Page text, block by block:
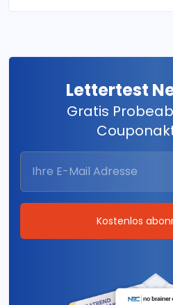
Lettertest
Gratis
Kostenlos